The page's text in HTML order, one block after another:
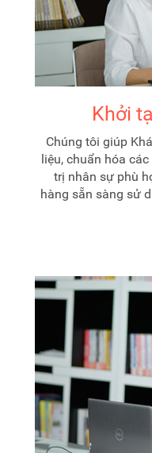
Khởi
Chúng tôi giúp
liệu, chuẩn hóa
trị nhân sự phù
hàng sẵn sàng sử